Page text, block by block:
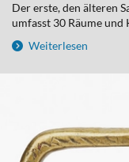
Der erste, den älteren
umfasst 30 Räume und
Weiterlesen